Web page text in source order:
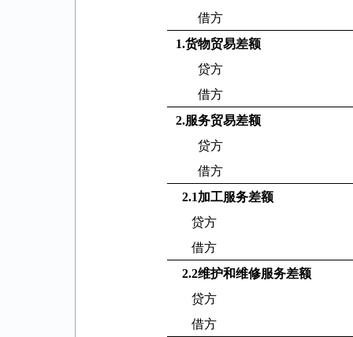
借方
1.货物贸易差额
贷方
借方
2.服务贸易差额
贷方
借方
2.1加工服务差额
贷方
借方
2.2维护和维修服务差额
贷方
借方